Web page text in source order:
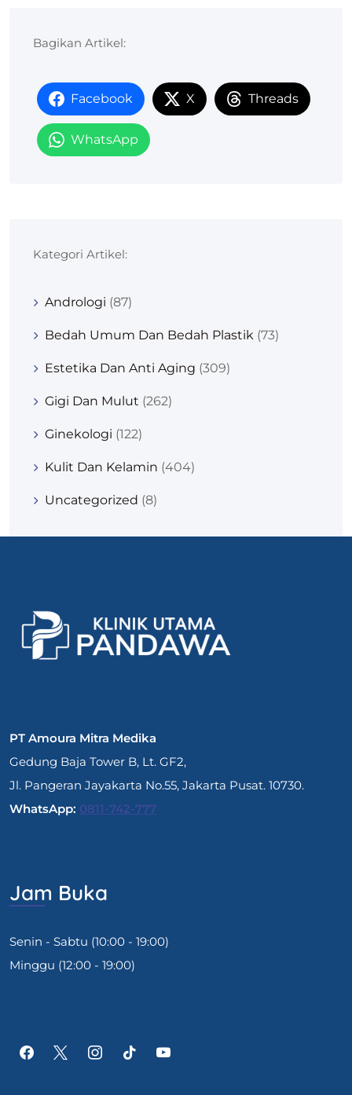
Bagikan Artikel:
Facebook X Threads
WhatsApp
Kategori Artikel:
Andrologi (87)
Bedah Umum Dan Bedah Plastik (73)
Estetika Dan Anti Aging (309)
Gigi Dan Mulut (262)
Ginekologi (122)
Kulit Dan Kelamin (404)
Uncategorized (8)
PT Amoura Mitra Medika
Gedung Baja Tower B, Lt. GF2,
Jl. Pangeran Jayakarta No.55, Jakarta Pusat. 10730.
WhatsApp: 0811-742-777
Jam Buka
Senin - Sabtu (10:00 - 19:00)
Minggu (12:00 - 19:00)